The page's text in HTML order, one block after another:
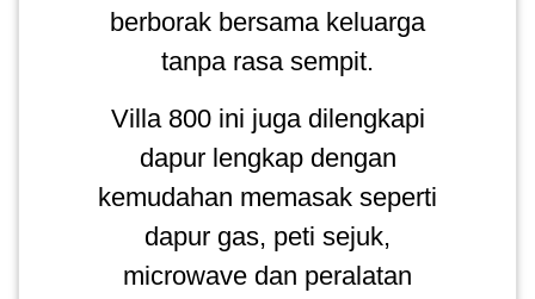
berborak bersama keluarga
tanpa rasa sempit.
Villa 800 ini juga dilengkapi
dapur lengkap dengan
kemudahan memasak seperti
dapur gas, peti sejuk,
microwave dan peralatan
TERENGGANU(12)